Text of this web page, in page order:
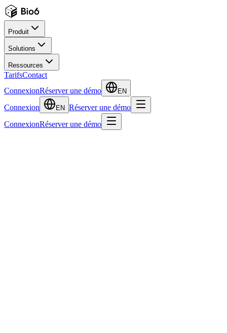
Produit
Solutions
Ressources
TarifsContact
ConnexionRéserver une démo EN
Connexion EN Réserver une démo
ConnexionRéserver une démo